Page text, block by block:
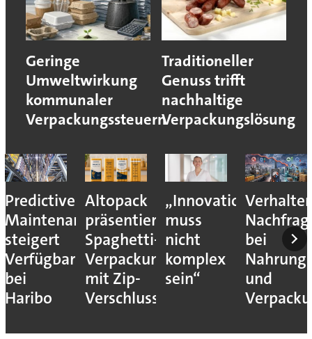
Geringe
Umweltwirkung
kommunaler
Verpackungssteuern
Traditioneller
Genuss trifft
nachhaltige
Verpackungslösung
Predictive
Maintenance
steigert
Verfügbarkeit
bei
Haribo
Altopack
präsentiert
Spaghetti-
Verpackung
mit Zip-
Verschluss
„Innovation
muss
nicht
komplex
sein“
bei
und